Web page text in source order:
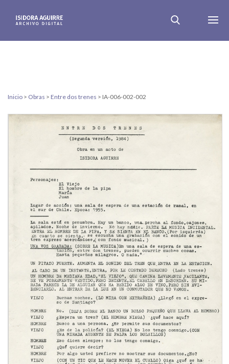
Inicio > Obras > Entre dos trenes > IA-006-002-002